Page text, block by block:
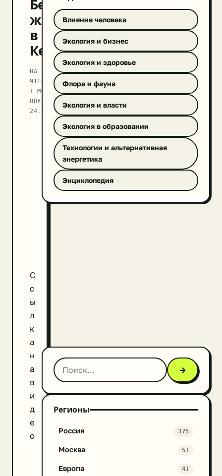
Белые
жирафы
в
Кении
НА
ЧТЕНИЕ
1 МИН
ОПУБЛИКОВАНО
24.09.2025
С
с
ы
л
к
а
н
а
в
и
д
е
о
Влияние человека
Экология и бизнес
Экология и здоровье
Флора и фауна
Экология и власти
Экология в образовании
Технологии и альтернативная
энергетика
Энциклопедия
→
Регионы
Россия 375
Москва 51
Европа 41